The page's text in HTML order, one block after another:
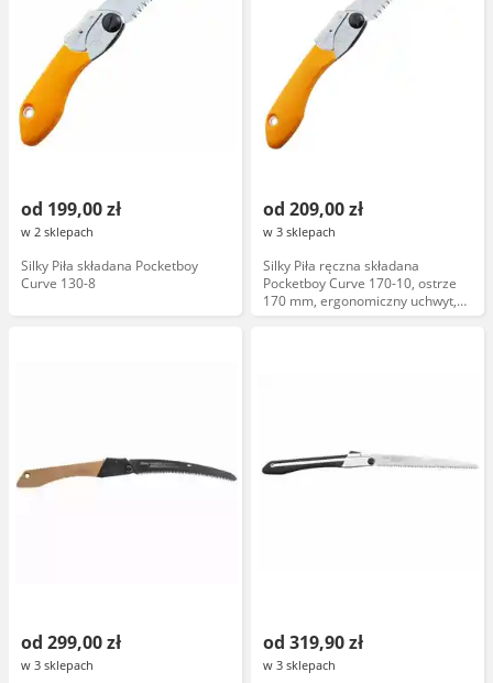
od 199,00 zł
w 2 sklepach
Silky Piła składana Pocketboy
Curve 130-8
od 209,00 zł
w 3 sklepach
Silky Piła ręczna składana
Pocketboy Curve 170-10, ostrze
170 mm, ergonomiczny uchwyt,
japońska jakość
od 299,00 zł
w 3 sklepach
od 319,90 zł
w 3 sklepach